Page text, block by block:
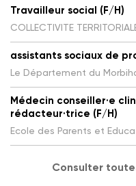
Travailleur social (F/H)
COLLECTIVITE
assistants sociaux de
Le Département du
Médecin conseiller·e
rédacteur·trice (F/H)
Ecole des Parents et
Consulter